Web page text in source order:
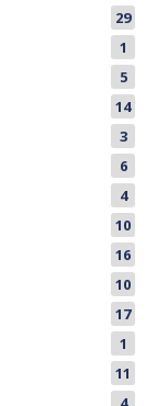
29
1
5
14
3
6
4
10
16
10
17
1
11